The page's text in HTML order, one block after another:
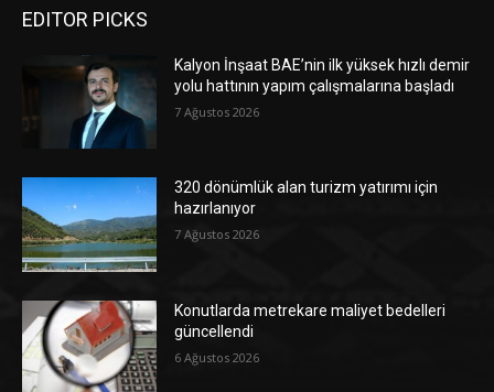
EDITOR PICKS
Kalyon İnşaat BAE’nin ilk yüksek hızlı demir
yolu hattının yapım çalışmalarına başladı
7 Ağustos 2026
320 dönümlük alan turizm yatırımı için
hazırlanıyor
7 Ağustos 2026
Konutlarda metrekare maliyet bedelleri
güncellendi
6 Ağustos 2026